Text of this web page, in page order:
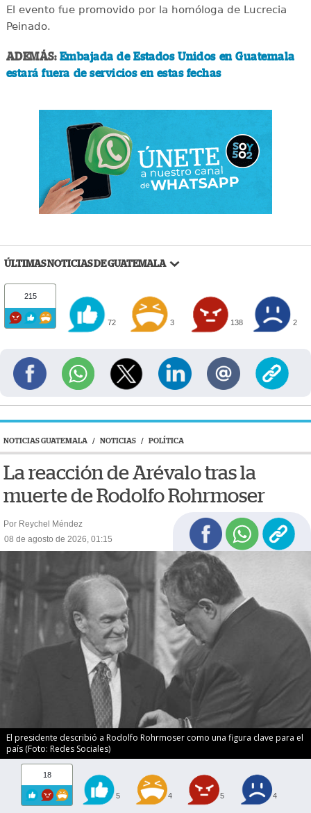
El evento fue promovido por la homóloga de Lucrecia
Peinado.
ADEMÁS: Embajada de Estados Unidos en Guatemala
estará fuera de servicios en estas fechas
ÚLTIMAS NOTICIAS DE GUATEMALA
215
72 3 138 2
NOTICIAS GUATEMALA / NOTICIAS / POLÍTICA
La reacción de Arévalo tras la
muerte de Rodolfo Rohrmoser
Por Reychel Méndez
08 de agosto de 2026, 01:15
El presidente describió a Rodolfo Rohrmoser como una figura clave para el
país (Foto: Redes Sociales)
18
5 4 5 4